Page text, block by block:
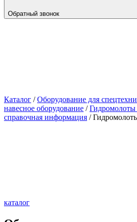
Обратный звонок
Каталог /Оборудование для
навесное оборудование /
справочная информация /
каталог